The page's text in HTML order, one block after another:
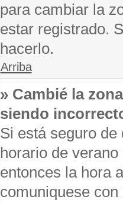
para cambiar la
estar registrado.
hacerlo.
Arriba
» Cambié la
siendo
Si está seguro
horario de
entonces la hora
comuniquese